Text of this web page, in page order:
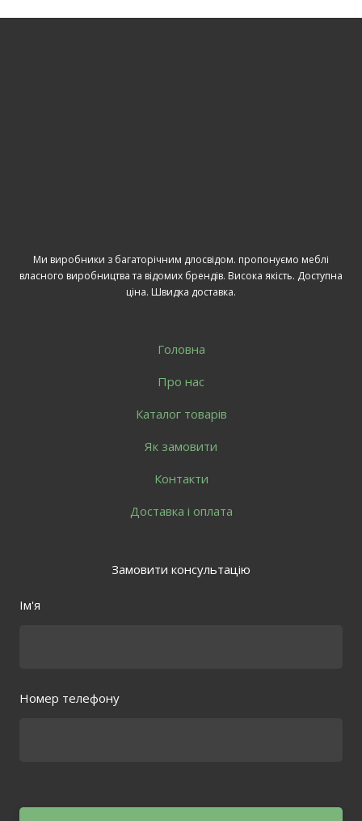
Ми виробники з багаторічним длосвідом. пропонуємо меблі
власного виробництва та відомих брендів. Висока якість. Доступна
ціна. Швидка доставка.
Головна
Про нас
Каталог товарів
Як замовити
Контакти
Доставка і оплата
Замовити консультацію
Ім'я
Номер телефону